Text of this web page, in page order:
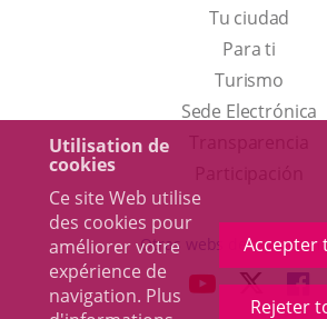
Utilisation de
cookies
Ce site Web utilise
des cookies pour
améliorer votre
expérience de
navigation. Plus
Accepter
Rejeter
Tu ciudad
Para ti
TurismoEste
enlace
una
nueva.
Sede Electrónica
Otras webs del
ENLACE
A
A